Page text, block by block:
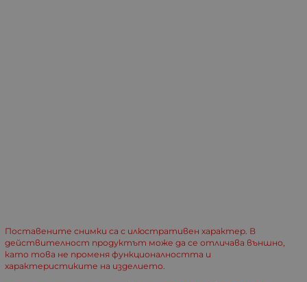
Поставените снимки са с илюстративен характер. В
действителност продуктът може да се отличава външно,
като това не променя функционалността и
характеристиките на изделието.